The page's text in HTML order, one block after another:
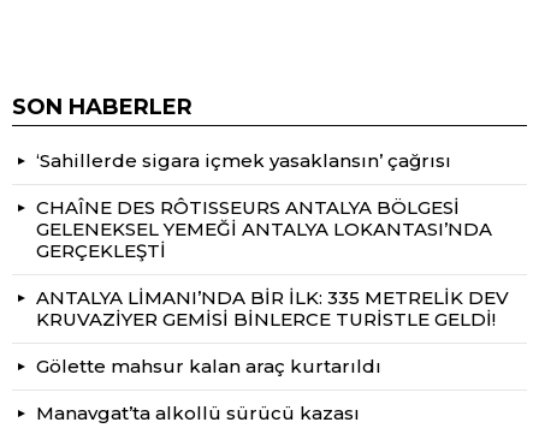
SON HABERLER
‘Sahillerde sigara içmek yasaklansın’ çağrısı
CHAÎNE DES RÔTISSEURS ANTALYA BÖLGESİ
GELENEKSEL YEMEĞİ ANTALYA LOKANTASI’NDA
GERÇEKLEŞTİ
ANTALYA LİMANI’NDA BİR İLK: 335 METRELİK DEV
KRUVAZİYER GEMİSİ BİNLERCE TURİSTLE GELDİ!
Gölette mahsur kalan araç kurtarıldı
Manavgat’ta alkollü sürücü kazası